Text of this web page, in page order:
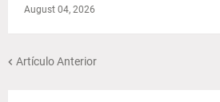
August 04, 2026
Artículo Anterior